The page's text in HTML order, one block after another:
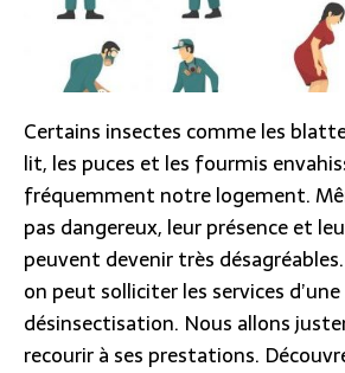
Certains insectes comme les
lit, les puces et les fourmis
fréquemment notre logement.
pas dangereux, leur présence et
peuvent devenir très
on peut solliciter les services
désinsectisation. Nous allons
recourir à ses prestations.